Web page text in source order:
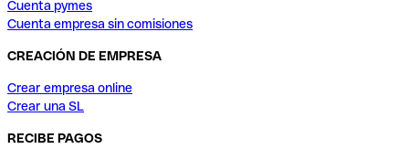
Cuenta pymes
Cuenta empresa sin comisiones
CREACIÓN DE EMPRESA
Crear empresa online
Crear una SL
RECIBE PAGOS